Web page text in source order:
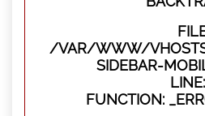
/VAR/WWW/
SIDEBAR-
FUNCTION: